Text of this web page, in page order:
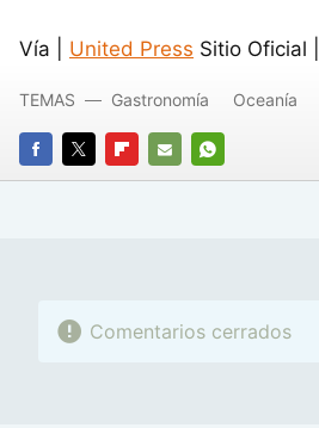
Vía | United Press Sitio Oficial |
FACEBOOK
TWITTERFLIPBOARD
E-
WHATSAPP
TEMAS Gastronomía Oceanía
Comentarios cerrados